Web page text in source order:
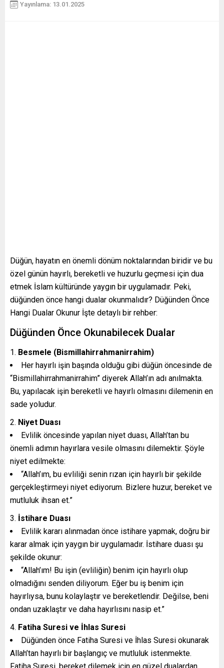
Yayınlama: 13.01.2025
Düğün, hayatın en önemli dönüm noktalarından biridir ve bu
özel günün hayırlı, bereketli ve huzurlu geçmesi için dua
etmek İslam kültüründe yaygın bir uygulamadır. Peki,
düğünden önce hangi dualar okunmalıdır? Düğünden Önce
Hangi Dualar Okunur İşte detaylı bir rehber:
Düğünden Önce Okunabilecek Dualar
Besmele (Bismillahirrahmanirrahim)
Her hayırlı işin başında olduğu gibi düğün öncesinde de
“Bismillahirrahmanirrahim” diyerek Allah’ın adı anılmakta.
Bu, yapılacak işin bereketli ve hayırlı olmasını dilemenin en
sade yoludur.
Niyet Duası
Evlilik öncesinde yapılan niyet duası, Allah’tan bu
önemli adımın hayırlara vesile olmasını dilemektir. Şöyle
niyet edilmekte:
“Allah’ım, bu evliliği senin rızan için hayırlı bir şekilde
gerçekleştirmeyi niyet ediyorum. Bizlere huzur, bereket ve
mutluluk ihsan et.”
İstihare Duası
Evlilik kararı alınmadan önce istihare yapmak, doğru bir
karar almak için yaygın bir uygulamadır. İstihare duası şu
şekilde okunur:
“Allah’ım! Bu işin (evliliğin) benim için hayırlı olup
olmadığını senden diliyorum. Eğer bu iş benim için
hayırlıysa, bunu kolaylaştır ve bereketlendir. Değilse, beni
ondan uzaklaştır ve daha hayırlısını nasip et.”
Fatiha Suresi ve İhlas Suresi
Düğünden önce Fatiha Suresi ve İhlas Suresi okunarak
Allah’tan hayırlı bir başlangıç ve mutluluk istenmekte.
Fatiha Suresi, bereket dilemek için en güzel dualardan